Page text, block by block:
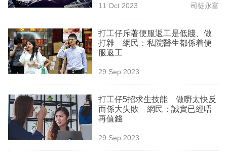
生
時
事
欄
訂
閱
11 Oct 2023 司徒永富
打工仔斥著便服返工是低賤、做
打雜 網民：私院醫生都係着便
服返工
29 Sep 2023
打工仔5招求生技能 做嘢太快反
而係大失敗 網民：誠實已經唔
再值錢
29 Sep 2023